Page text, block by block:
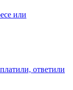
или
ответили